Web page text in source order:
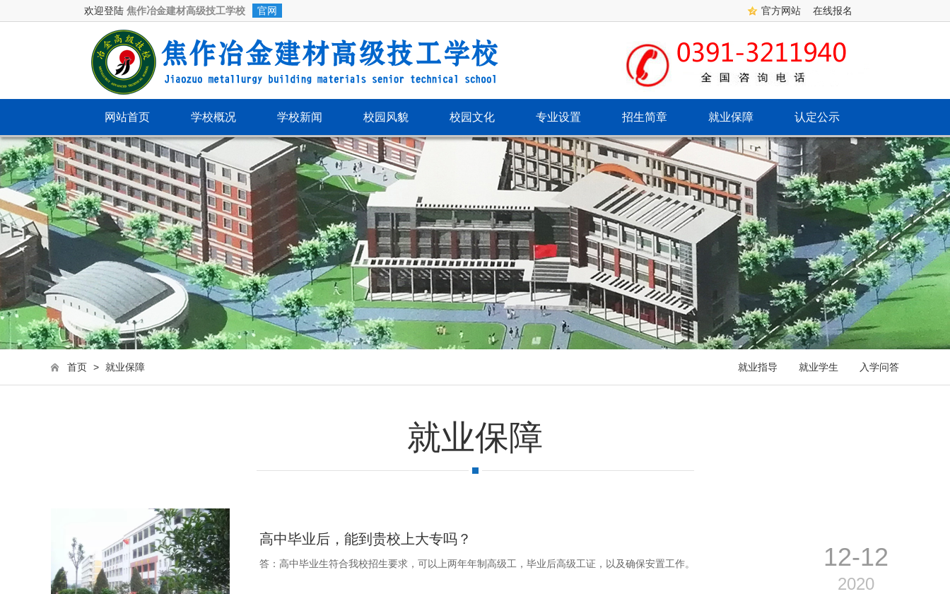
欢迎登陆 焦作冶金建材高级技工学校 官网 官方网站 在线报名
网站首页 学校概况 学校新闻 校园风貌 校园文化 专业设置 招生简章 就业保障 认定公示
首页 > 就业保障 就业指导 就业学生 入学问答
就业保障
高中毕业后，能到贵校上大专吗？
答：高中毕业生符合我校招生要求，可以上两年年制高级工，毕业后高级工证，以及确保安置工作。 12-12
2020